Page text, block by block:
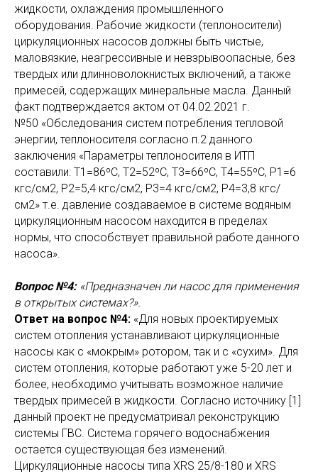
жидкости, охлаждения промышленного
оборудования. Рабочие жидкости (теплоносители)
циркуляционных насосов должны быть чистые,
маловязкие, неагрессивные и невзрывоопасные, без
твердых или длинноволокнистых включений, а также
примесей, содержащих минеральные масла. Данный
факт подтверждается актом от 04.02.2021 г.
№50 «Обследования систем потребления тепловой
энергии, теплоносителя согласно п.2 данного
заключения «Параметры теплоносителя в ИТП
составили: Т1=86ºС, Т2=52ºС, Т3=66ºС, Т4=55ºС, Р1=6
кгс/см2, Р2=5,4 кгс/см2, Р3=4 кгс/см2, Р4=3,8 кгс/
см2» т.е. давление создаваемое в системе водяным
циркуляционным насосом находится в пределах
нормы, что способствует правильной работе данного
насоса».
Вопрос №4:«Предназначен ли насос для применения
в открытых системах?».
Ответ на вопрос №4: «Для новых проектируемых
систем отопления устанавливают циркуляционные
насосы как с «мокрым» ротором, так и с «сухим». Для
систем отопления, которые работают уже 5-20 лет и
более, необходимо учитывать возможное наличие
твердых примесей в жидкости. Согласно источнику [1]
данный проект не предусматривал реконструкцию
системы ГВС. Система горячего водоснабжения
остается существующая без изменений.
Циркуляционные насосы типа XRS 25/8-180 и XRS